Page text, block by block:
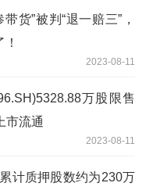
货”被判“退一赔三”，
2023-08-11
万股限售
市流通
2023-08-11
计质押股数约为230万